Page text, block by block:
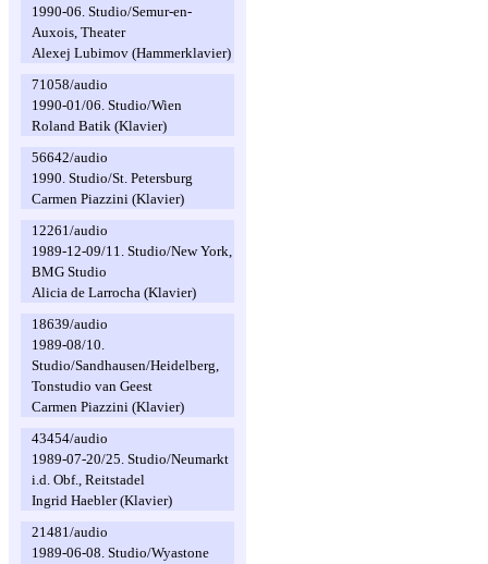
1990-06. Studio/Semur-en-
Auxois, Theater
Alexej Lubimov (Hammerklavier)
71058/audio
1990-01/06. Studio/Wien
Roland Batik (Klavier)
56642/audio
1990. Studio/St. Petersburg
Carmen Piazzini (Klavier)
12261/audio
1989-12-09/11. Studio/New York,
BMG Studio
Alicia de Larrocha (Klavier)
18639/audio
1989-08/10.
Studio/Sandhausen/Heidelberg,
Tonstudio van Geest
Carmen Piazzini (Klavier)
43454/audio
1989-07-20/25. Studio/Neumarkt
i.d. Obf., Reitstadel
Ingrid Haebler (Klavier)
21481/audio
1989-06-08. Studio/Wyastone